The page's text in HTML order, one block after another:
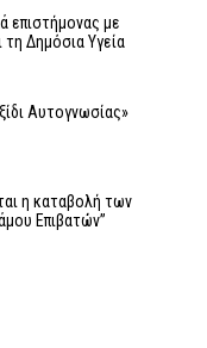
επιστήμονας με
Δημόσια Υγεία
Αυτογνωσίας»
η καταβολή των
Επιβατών”